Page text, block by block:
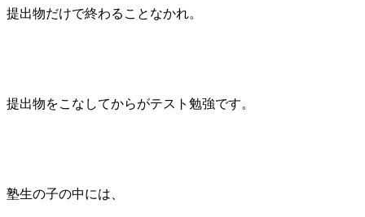
提出物だけで終わることなかれ。
提出物をこなしてからがテスト勉強です。
塾生の子の中には、